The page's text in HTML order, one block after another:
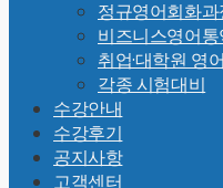
정규영어회화과
비즈니스영어통
취업·대학원 영
각종 시험대비
수강안내
수강후기
공지사항
고객센터